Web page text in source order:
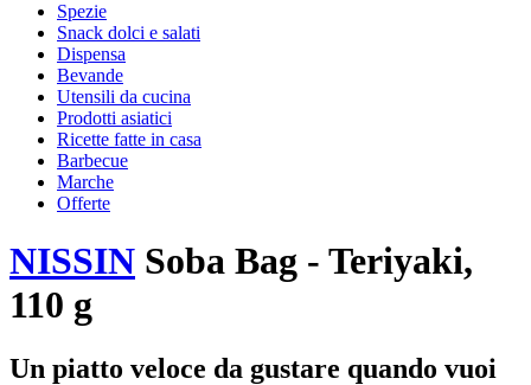
Spezie
Snack dolci e salati
Dispensa
Bevande
Utensili da cucina
Prodotti asiatici
Ricette fatte in casa
Barbecue
Marche
Offerte
NISSIN Soba Bag - Teriyaki,
110 g
Un piatto veloce da gustare quando vuoi